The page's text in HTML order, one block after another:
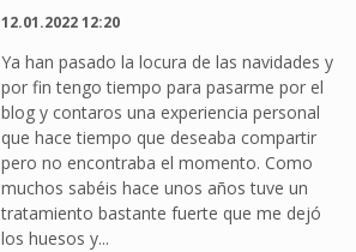
12.01.2022 12:20
Ya han pasado la locura de las navidades y
por fin tengo tiempo para pasarme por el
blog y contaros una experiencia personal
que hace tiempo que deseaba compartir
pero no encontraba el momento. Como
muchos sabéis hace unos años tuve un
tratamiento bastante fuerte que me dejó
los huesos y...